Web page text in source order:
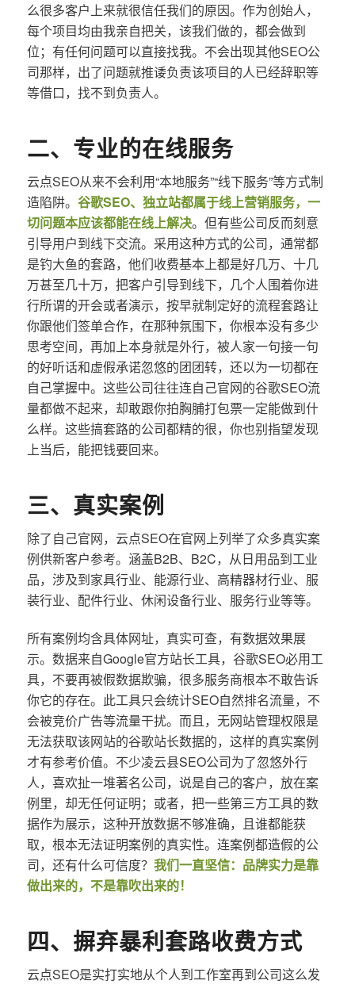
么很多客户上来就很信任我们的原因。作为创始人，
每个项目均由我亲自把关，该我们做的，都会做到
位；有任何问题可以直接找我。不会出现其他SEO公
司那样，出了问题就推诿负责该项目的人已经辞职等
等借口，找不到负责人。
二、专业的在线服务
云点SEO从来不会利用“本地服务”“线下服务”等方式制
造陷阱。 谷歌SEO、独立站都属于线上营销服务，一
切问题本应该都能在线上解决。但有些公司反而刻意
引导用户到线下交流。采用这种方式的公司，通常都
是钓大鱼的套路，他们收费基本上都是好几万、十几
万甚至几十万，把客户引导到线下，几个人围着你进
行所谓的开会或者演示，按早就制定好的流程套路让
你跟他们签单合作，在那种氛围下，你根本没有多少
思考空间，再加上本身就是外行，被人家一句接一句
的好听话和虚假承诺忽悠的团团转，还以为一切都在
自己掌握中。这些公司往往连自己官网的谷歌SEO流
量都做不起来，却敢跟你拍胸脯打包票一定能做到什
么样。这些搞套路的公司都精的很，你也别指望发现
上当后，能把钱要回来。
三、真实案例
除了自己官网，云点SEO在官网上列举了众多真实案
例供新客户参考。涵盖B2B、B2C，从日用品到工业
品，涉及到家具行业、能源行业、高精器材行业、服
装行业、配件行业、休闲设备行业、服务行业等等。
所有案例均含具体网址，真实可查，有数据效果展
示。数据来自Google官方站长工具，谷歌SEO必用工
具，不要再被假数据欺骗，很多服务商根本不敢告诉
你它的存在。此工具只会统计SEO自然排名流量，不
会被竞价广告等流量干扰。而且，无网站管理权限是
无法获取该网站的谷歌站长数据的，这样的真实案例
才有参考价值。不少凌云县SEO公司为了忽悠外行
人，喜欢扯一堆著名公司，说是自己的客户，放在案
例里，却无任何证明；或者，把一些第三方工具的数
据作为展示，这种开放数据不够准确，且谁都能获
取，根本无法证明案例的真实性。连案例都造假的公
司，还有什么可信度？ 我们一直坚信：品牌实力是靠
做出来的，不是靠吹出来的！
四、摒弃暴利套路收费方式
云点SEO是实打实地从个人到工作室再到公司这么发